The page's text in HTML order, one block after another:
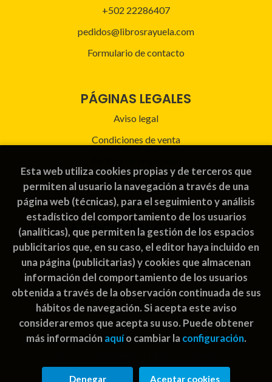
+502 22286407
pedidos@librosrayuela.com
Formulario de contacto
PÁGINAS LEGALES
Aviso legal
Condiciones de venta
Política de Cookies
ATENCIÓN AL CLIENTE
Quiénes somos
Pedidos especiales
2026 ©Rayuela Guatemala | libros juegos. Todos los
Esta web utiliza cookies propias y de terceros que
permiten al usuario la navegación a través de una
página web (técnicas), para el seguimiento y análisis
estadístico del comportamiento de los usuarios
(analíticas), que permiten la gestión de los espacios
publicitarios que, en su caso, el editor haya incluido en
una página (publicitarias) y cookies que almacenan
información del comportamiento de los usuarios
obtenida a través de la observación continuada de sus
hábitos de navegación. Si acepta este aviso
consideraremos que acepta su uso. Puede obtener
más información aquío cambiar la configuración.
Denegar Aceptar cookies